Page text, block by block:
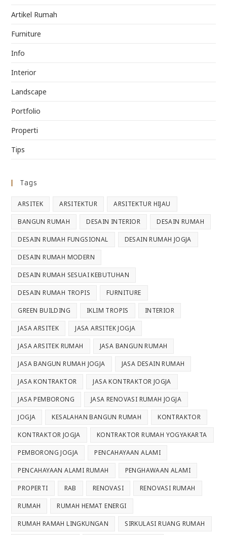
Artikel Rumah
Furniture
Info
Interior
Landscape
Portfolio
Properti
Tips
Tags
ARSITEK ARSITEKTUR ARSITEKTUR HIJAU
BANGUN RUMAH DESAIN INTERIOR DESAIN RUMAH
DESAIN RUMAH FUNGSIONAL DESAIN RUMAH JOGJA
DESAIN RUMAH MODERN
DESAIN RUMAH SESUAI KEBUTUHAN
DESAIN RUMAH TROPIS FURNITURE
GREEN BUILDING IKLIM TROPIS INTERIOR
JASA ARSITEK JASA ARSITEK JOGJA
JASA ARSITEK RUMAH JASA BANGUN RUMAH
JASA BANGUN RUMAH JOGJA JASA DESAIN RUMAH
JASA KONTRAKTOR JASA KONTRAKTOR JOGJA
JASA PEMBORONG JASA RENOVASI RUMAH JOGJA
JOGJA KESALAHAN BANGUN RUMAH KONTRAKTOR
KONTRAKTOR JOGJA KONTRAKTOR RUMAH YOGYAKARTA
PEMBORONG JOGJA PENCAHAYAAN ALAMI
PENCAHAYAAN ALAMI RUMAH PENGHAWAAN ALAMI
PROPERTI RAB RENOVASI RENOVASI RUMAH
RUMAH RUMAH HEMAT ENERGI
RUMAH RAMAH LINGKUNGAN SIRKULASI RUANG RUMAH